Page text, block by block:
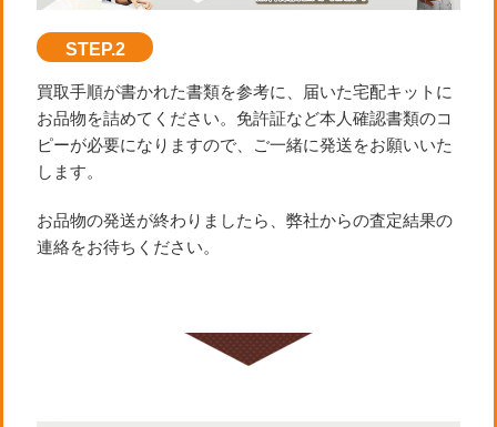
STEP.2
買取手順が書かれた書類を参考に、届いた宅配キットに
お品物を詰めてください。免許証など本人確認書類のコ
ピーが必要になりますので、ご一緒に発送をお願いいた
します。
お品物の発送が終わりましたら、弊社からの査定結果の
連絡をお待ちください。